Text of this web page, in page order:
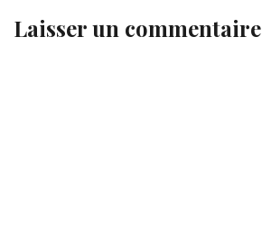
Laisser un commentaire